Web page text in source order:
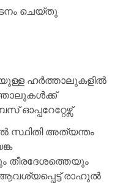
ചെയ്തു
ഹർത്താലുകളിൽ
ഓപ്പറേറ്റേഴ്സ്
സ്ഥിതി അത്യന്തം
തീരദേശത്തെയും
രാഹുൽ